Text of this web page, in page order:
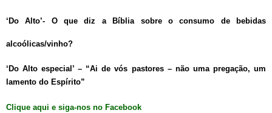
‘Do Alto’- O que diz a Bíblia sobre o consumo de bebidas
alcoólicas/vinho?
‘Do Alto especial’ – “Ai de vós pastores – não uma pregação, um
lamento do Espírito”
Clique aqui e siga-nos no Facebook